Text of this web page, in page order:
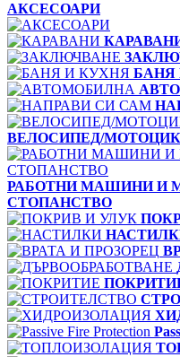
АКСЕСОАРИ
БАНЯ
ВЕЛОСИПЕД/
РАБОТНИ МАШИНИ И
СТОПАНСТВО